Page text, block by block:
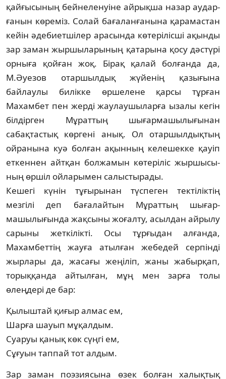
қайғы­сы­ның бейнеленуіне айрықша назар аудар­
ға­нын көреміз. Солай бағаланғанына қара­мас­тан
кейін әдебиетшілер арасында көтерілісші ақын­ды
зар заман жыршыларының қата­ры­на қосу дәстүрі
орныға қойған жоқ. Бірақ қа­лай болғанда да,
М.Әуезов отаршылдық жүйе­нің қазығына
байлаулы билікке өр­ше­лене қарсы тұрған
Махамбет пен жерді жау­лаушыларға ызалы кегін
білдірген Мұ­рат­тың шығармашылығынан
сабақтастық көр­гені анық. Ол отаршылдықтың
ойранына куә болған ақынның келешекке қауіп
ет­кен­нен айтқан болжамын көтеріліс жыр­шы­сы­
ның өршіл ойларымен салыстырады.
Кешегі күнін тұғырынан түспеген текті­лік­тің
мезгілі деп бағалайтын Мұраттың шы­ғар­
машылығында жақсыны жоғалту, асыл­дан айрылу
сарыны жеткілікті. Осы тұр­ғыдан алғанда,
Махамбеттің жауға атыл­ған жебедей серпінді
жырлары да, жасағы жеңіліп, жаны жабырқап,
торыққанда ай­тыл­ған, мұң мен зарға толы
өлеңдері де бар:
Қылыштай қиғыр алмас ем,
Шарға шауып мұқалдым.
Суаруы қанық көк сүңгі ем,
Сұғуын таппай тот алдым.
Зар заман поэзиясына өзек болған ха­лық­тық